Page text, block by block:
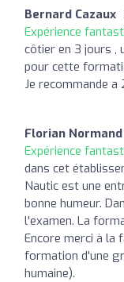
Bernard Cazaux
Expérience
côtier en 3 jours ,
pour cette
Je recommande a
Florian Normand
Expérience
dans cet
Nautic est une
bonne humeur.
l'examen. La
Encore merci à la
formation d'une
humaine).